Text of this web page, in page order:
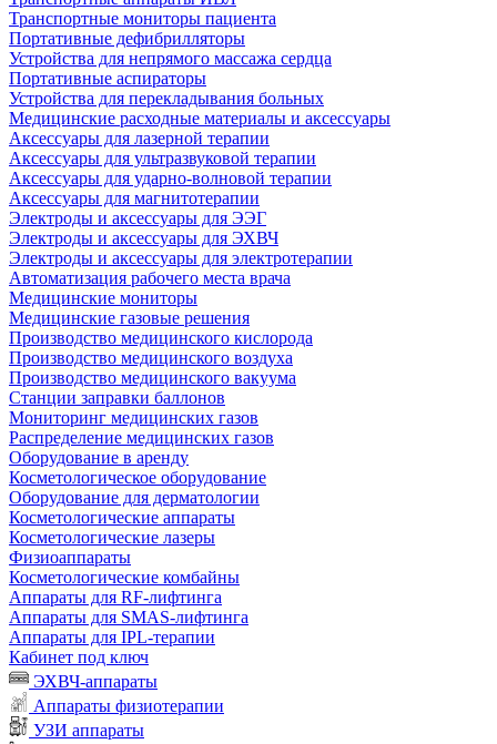
Транспортные мониторы пациента
Портативные дефибрилляторы
Устройства для непрямого массажа сердца
Портативные аспираторы
Устройства для перекладывания больных
Медицинские расходные материалы и аксессуары
Аксессуары для лазерной терапии
Аксессуары для ультразвуковой терапии
Аксессуары для ударно-волновой терапии
Аксессуары для магнитотерапии
Электроды и аксессуары для ЭЭГ
Электроды и аксессуары для ЭХВЧ
Электроды и аксессуары для электротерапии
Автоматизация рабочего места врача
Медицинские мониторы
Медицинские газовые решения
Производство медицинского кислорода
Производство медицинского воздуха
Производство медицинского вакуума
Станции заправки баллонов
Мониторинг медицинских газов
Распределение медицинских газов
Оборудование в аренду
Косметологическое оборудование
Оборудование для дерматологии
Косметологические аппараты
Косметологические лазеры
Физиоаппараты
Косметологические комбайны
Аппараты для RF-лифтинга
Аппараты для SMAS-лифтинга
Аппараты для IPL-терапии
Кабинет под ключ
ЭХВЧ-аппараты
Аппараты физиотерапии
УЗИ аппараты